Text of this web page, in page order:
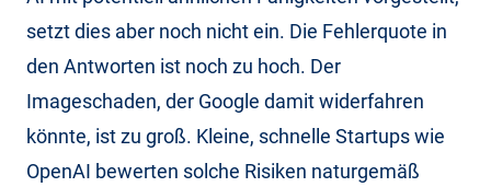
setzt dies aber noch nicht ein. Die Fehlerquote in
den Antworten ist noch zu hoch. Der
Imageschaden, der Google damit widerfahren
könnte, ist zu groß. Kleine, schnelle Startups wie
OpenAI bewerten solche Risiken naturgemäß